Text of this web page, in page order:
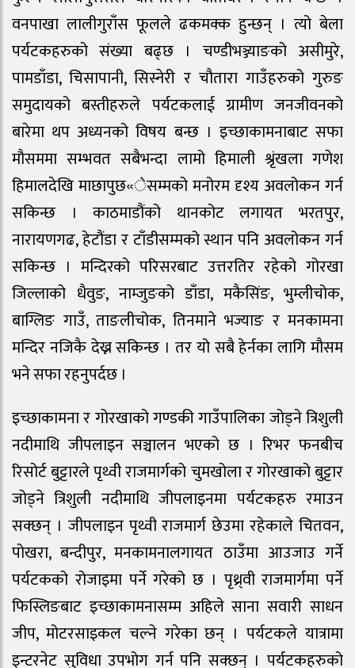
वनपाखा लालीगुराँस फूलले ढकमक्क हुन्छन् । त्यो बेला
पर्यटकहरुको संख्या बढ्छ । चण्डीभञ्ज्याङको असीमुरे,
पामडाँडा, चिसापानी, सिस्नेरी र चौतारा गाउँहरुको गुरुङ
समुदायको बस्तीहरुले पर्यटकलाई ग्रामीण जनजीवनको
बारेमा थप अध्यनको विषय बन्छ । इच्छाकामनाबाट सफा
मौसममा सम्भवत सबैभन्दा लामो हिमाली श्रृंखला गणेश
हिमालदेखि माछापुछ«ेसम्मको मनोरम दृश्य अवलोकन गर्न
सकिन्छ । काठमाडौंको थानकोट लगायत भरतपुर,
नारायणगढ, हेटौंडा र टाँडीसम्मको स्थान पनि अवलोकन गर्न
सकिन्छ । मन्दिरको परिसरबाट उत्तरतिर रहेको गोरखा
जिल्लाको धैवुङ, नाम्जुङको डाँडा, मकैसिंङ, भुम्लीचोक,
बाग्लिङ गाउँ, ताङलीचोक, तिनमाने भज्याङ र मनकामना
मन्दिर नजिकै देख्न सकिन्छ । तर यो सबै हेर्नका लागि मौसम
भने सफा रहनुपर्दछ ।
इच्छाकामना र गोरखाको गण्डकी गाउँपालिका जोड्ने त्रिशुली
नदीमाथि जीपलाइन सञ्चालन भएको छ । रिभर फनबीच
रिसोर्ट बुट्टारले पृथ्वी राजमार्गको चुमखोला र गोरखाको बुट्टार
जोड्ने त्रिशुली नदीमाथि जीपलाइनमा पर्यटकहरु रमाउन
सक्छन् । जीपलाइन पृथ्वी राजमार्ग छेउमा रहेकाले चितवन,
पोखरा, बन्दीपुर, मनकामनालगायत ठाउँमा आउजाउ गर्ने
पर्यटकको रोजाइमा पर्ने गरेको छ । पृथ्र्वी राजमार्गमा पर्ने
फिस्लिङबाट इच्छाकामनासम्म अहिले साना सवारी साधन
जीप, मोटरसाइकल चल्ने गरेका छन् । पर्यटकले यात्रामा
इन्टरनेट सुविधा उपभोग गर्न पनि सक्छन् । पर्यटकहरुको